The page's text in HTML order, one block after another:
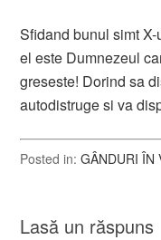
Sfidand bunul simt
el este Dumnezeul
greseste! Dorind sa
autodistruge si va
Posted in:GÂNDURI ÎN
Lasă un răspuns